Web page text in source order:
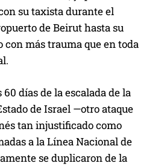
su taxista durante el
de Beirut hasta su
con más trauma que en toda
días de la escalada de la
de Israel —otro ataque
tan injustificado como
a la Línea Nacional de
se duplicaron de la